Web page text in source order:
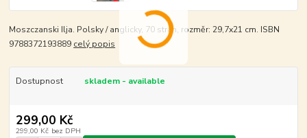
Moszczanski Ilja. Polsky / anglicky, 70 stran, rozměr: 29,7x21 cm. ISBN
9788372193889 celý popis
Dostupnost skladem - available
299,00 Kč
299,00 Kč bez DPH